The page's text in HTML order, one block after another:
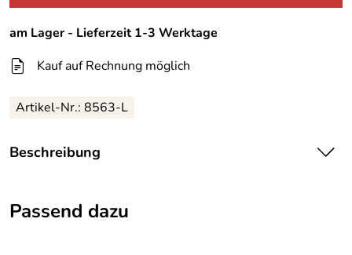
am Lager - Lieferzeit 1-3 Werktage
Kauf auf Rechnung möglich
Artikel-Nr.: 8563-L
Beschreibung
Stretchmaterial mit schöner Stickerei in Form einer Krone
Passend dazu